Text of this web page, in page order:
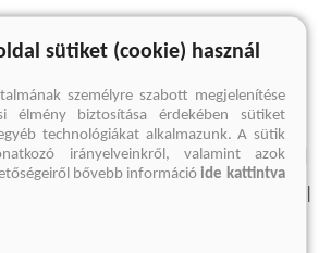
kifejezésre nincs találat
Elállási felmondási nyilatkozat
sütiket (cookie) használ
személyre szabott megjelenítése
élmény biztosítása érdekében sütiket
technológiákat alkalmazunk. A sütik
irányelveinkről, valamint azok
bővebb információide kattintva